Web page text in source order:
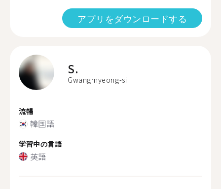
アプリをダウンロードする
S.
Gwangmyeong-si
流暢
韓国語
学習中の言語
英語